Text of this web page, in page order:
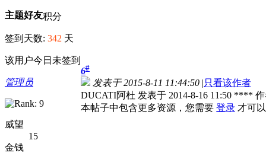
主题好友积分
签到天数: 342 天
该用户今日未签到
管理员
威望
15
金钱
6#
发表于 2015-8-11 11:44:50 |只看该作者
DUCATI阿杜 发表于 2014-8-16 11:50 ****
本帖子中包含更多资源，您需要 登录 才可